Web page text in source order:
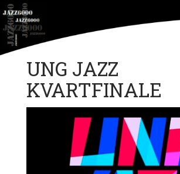
Hop
indhold
UNG JAZZ
KVARTFINALE